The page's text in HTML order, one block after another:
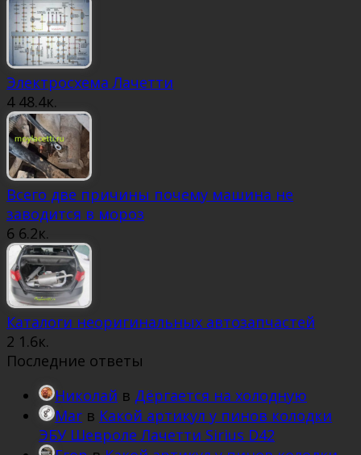
Электросхема Лачетти
4 48.4к.
Всего две причины почему машина не
заводится в мороз
6 6.2к.
Каталоги неоригинальных автозапчастей
2 1.6к.
Последние ответы
Николай в Дёргается на холодную
Mar в Какой артикул у пинов колодки
ЭБУ Шевроле Лачетти Sirius D42